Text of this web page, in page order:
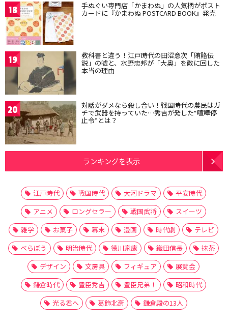
18 手ぬぐい専門店「かまわぬ」の人気柄がポスト
カードに『かまわぬ POSTCARD BOOK』発売
19 教科書と違う！江戸時代の田沼意次「賄賂伝
説」の嘘と、水野忠邦が「大奥」を敵に回した
本当の理由
20 対話がダメなら殺し合い！戦国時代の農民はガ
チで武器を持っていた…秀吉が発した“喧嘩停
止令”とは？
ランキングを表示
江戸時代 戦国時代 大河ドラマ
平安時代
アニメ
ロングセラー 戦国武将
スイーツ
雑学
お菓子 幕末 漫画 時代劇
テレビ
べらぼう
明治時代 徳川家康 織田信長
抹茶
デザイン
文房具 フィギュア
展覧会
鎌倉時代
豊臣秀吉 豊臣兄弟！
昭和時代
光る君へ
葛飾北斎 鎌倉殿の13人